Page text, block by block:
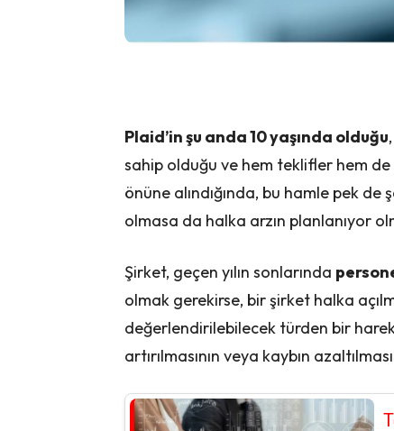
Plaid’in şu anda 10 yaşında olduğu
sahip olduğu ve hem teklifler hem
önüne alındığında, bu hamle pek
olmasa da halka arzın planlanıyor
Şirket, geçen yılın sonlarında
olmak gerekirse, bir şirket halka
değerlendirilebilecek türden bir
artırılmasının veya kaybın